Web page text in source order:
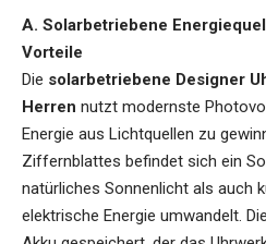
A. Solarbetriebene
Vorteile
Die solarbetriebene Designer
Herren nutzt modernste
Energie aus Lichtquellen zu
Ziffernblattes befindet sich ein
natürliches Sonnenlicht als auch
elektrische Energie umwandelt.